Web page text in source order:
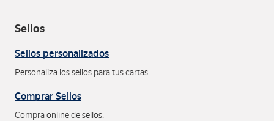
Sellos
Sellos personalizados
Personaliza los sellos para tus cartas.
Comprar Sellos
Compra online de sellos.